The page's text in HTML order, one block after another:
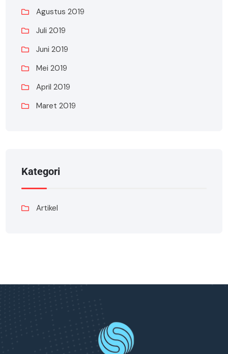
Agustus 2019
Juli 2019
Juni 2019
Mei 2019
April 2019
Maret 2019
Kategori
Artikel